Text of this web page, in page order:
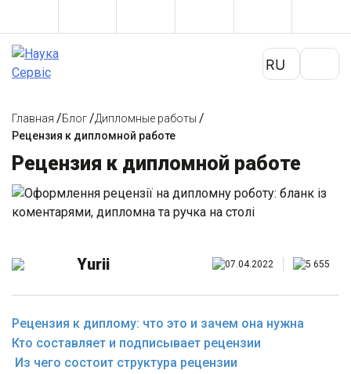
Главная /Блог/Дипломные работы /
Рецензия к дипломной работе
Рецензия к дипломной работе
Yurii 07.04.2022 5 655
Рецензия к диплому: что это и зачем она нужна
Кто составляет и подписывает рецензии
Из чего состоит структура рецензии